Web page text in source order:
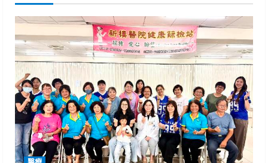
u
e
R
e
a
d